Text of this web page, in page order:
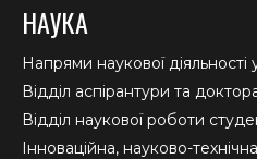
НАУКА
Напрями наукової діяльності
Відділ аспірантури та
Відділ наукової роботи
Інноваційна, науково-технічна